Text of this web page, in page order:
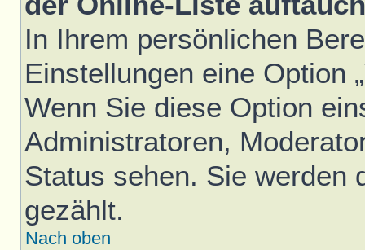
In Ihrem persönlichen
Einstellungen eine Option
Wenn Sie diese Option
Administratoren,
Status sehen. Sie werden
gezählt.
Nach oben